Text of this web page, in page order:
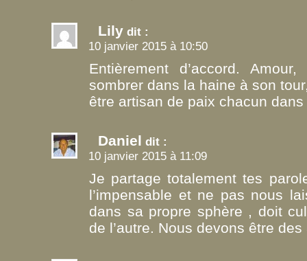
Lily dit :
10 janvier 2015 à 10:50
Entièrement d’accord.
sombrer dans la haine à son
être artisan de paix chacun
Daniel dit :
10 janvier 2015 à 11:09
Je partage totalement tes
l’impensable et ne pas nous
dans sa propre sphère , doit
de l’autre. Nous devons être